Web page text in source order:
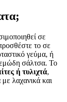
σε
το σε
γεύμα, ή
σάλτσα. Το
ή τυλιχτά,
λαχανικά και